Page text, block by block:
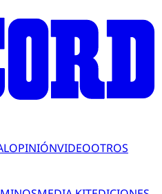
OPINIÓNVIDEOOTROS